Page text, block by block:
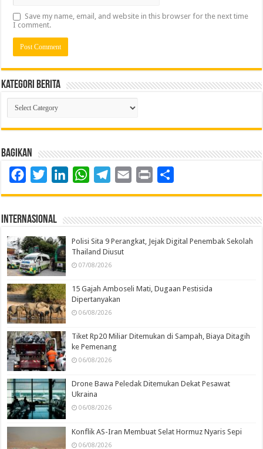
Save my name, email, and website in this browser for the next time
I comment.
Kategori Berita
Kategori
Berita
Bagikan
FacebookTwitterLinkedInWhatsAppTelegram
Email Print
Internasional
Polisi Sita 9 Perangkat, Jejak Digital Penembak Sekolah
Thailand Diusut
07/08/2026
15 Gajah Amboseli Mati, Dugaan Pestisida
Dipertanyakan
06/08/2026
Tiket Rp20 Miliar Ditemukan di Sampah, Biaya Ditagih
ke Pemenang
06/08/2026
Drone Bawa Peledak Ditemukan Dekat Pesawat
Ukraina
06/08/2026
Konflik AS-Iran Membuat Selat Hormuz Nyaris Sepi
06/08/2026